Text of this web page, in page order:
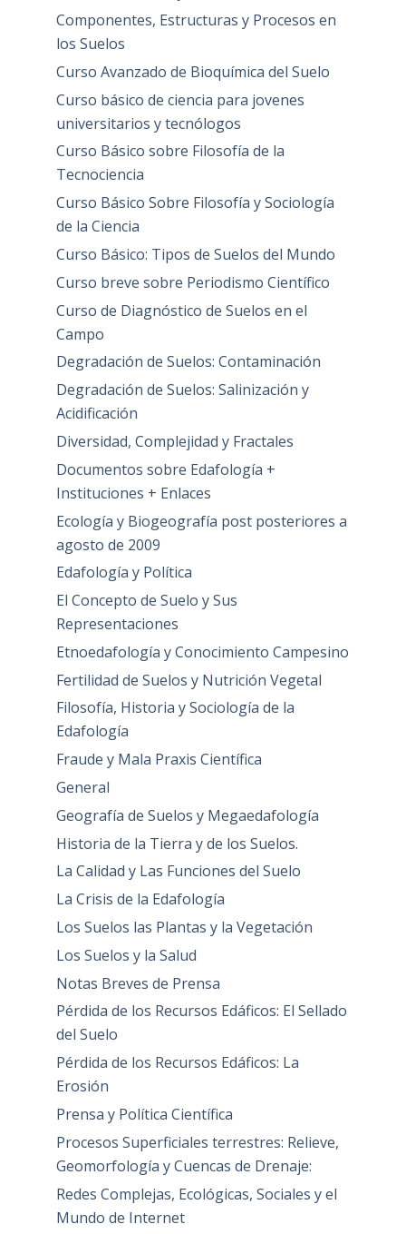
Componentes, Estructuras y Procesos en
los Suelos
Curso Avanzado de Bioquímica del Suelo
Curso básico de ciencia para jovenes
universitarios y tecnólogos
Curso Básico sobre Filosofía de la
Tecnociencia
Curso Básico Sobre Filosofía y Sociología
de la Ciencia
Curso Básico: Tipos de Suelos del Mundo
Curso breve sobre Periodismo Científico
Curso de Diagnóstico de Suelos en el
Campo
Degradación de Suelos: Contaminación
Degradación de Suelos: Salinización y
Acidificación
Diversidad, Complejidad y Fractales
Documentos sobre Edafología +
Instituciones + Enlaces
Ecología y Biogeografía post posteriores a
agosto de 2009
Edafología y Política
El Concepto de Suelo y Sus
Representaciones
Etnoedafología y Conocimiento Campesino
Fertilidad de Suelos y Nutrición Vegetal
Filosofía, Historia y Sociología de la
Edafología
Fraude y Mala Praxis Científica
General
Geografía de Suelos y Megaedafología
Historia de la Tierra y de los Suelos.
La Calidad y Las Funciones del Suelo
La Crisis de la Edafología
Los Suelos las Plantas y la Vegetación
Los Suelos y la Salud
Notas Breves de Prensa
Pérdida de los Recursos Edáficos: El Sellado
del Suelo
Pérdida de los Recursos Edáficos: La
Erosión
Prensa y Política Científica
Procesos Superficiales terrestres: Relieve,
Geomorfología y Cuencas de Drenaje:
Redes Complejas, Ecológicas, Sociales y el
Mundo de Internet